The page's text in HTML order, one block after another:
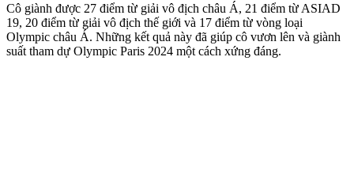
Cô giành được 27 điểm từ giải vô địch châu Á, 21 điểm từ ASIAD
19, 20 điểm từ giải vô địch thế giới và 17 điểm từ vòng loại
Olympic châu Á. Những kết quả này đã giúp cô vươn lên và giành
suất tham dự Olympic Paris 2024 một cách xứng đáng.